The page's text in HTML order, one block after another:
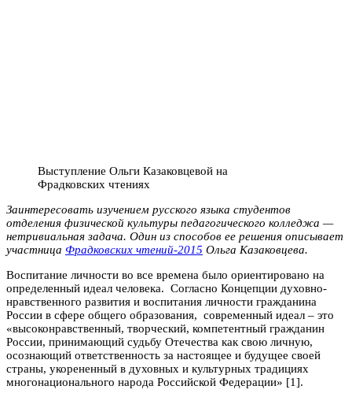
Выступление Ольги Казаковцевой на
Фрадковских чтениях
Заинтересовать изучением русского языка студентов
отделения физической культуры педагогического колледжа —
нетривиальная задача. Один из способов ее решения описывает
участница Фрадковских чтений-2015 Ольга Казаковцева.
Воспитание личности во все времена было ориентировано на
определенный идеал человека. Согласно Концепции духовно-
нравственного развития и воспитания личности гражданина
России в сфере общего образования, современный идеал – это
«высоконравственный, творческий, компетентный гражданин
России, принимающий судьбу Отечества как свою личную,
осознающий ответственность за настоящее и будущее своей
страны, укорененный в духовных и культурных традициях
многонационального народа Российской Федерации» [1].